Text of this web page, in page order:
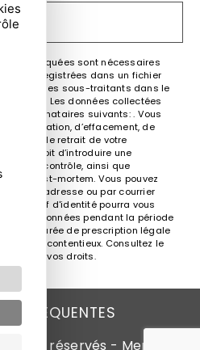
communiquées sont nécessaires
sont enregistrées dans un fichier
à et ses sous-traitants dans le
Les données collectées
destinataires suivants: . Vous
rectification, d’effacement, de
de retrait de votre
et du droit d’introduire une
de contrôle, ainsi que
post-mortem. Vous pouvez
à l'adresse ou par courrier
justificatif d'identité pourra vous
vos données pendant la période
la durée de prescription légale
des contentieux. Consultez le
sur vos droits.
FRÉQUENTES
droits réservés - Mentions